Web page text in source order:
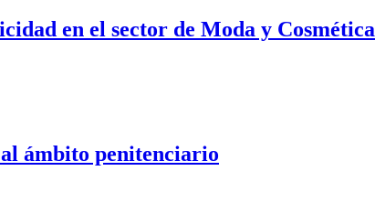
en el sector de Moda y Cosmética
ámbito penitenciario